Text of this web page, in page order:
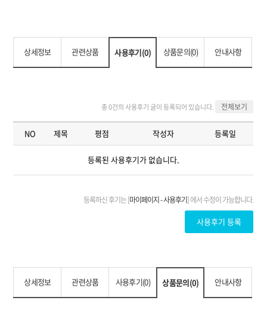
상세정보 관련상품 사용후기(0) 상품문의(0) 안내사항
상세정보 관련상품 사용후기(0) 상품문의(0) 안내사항